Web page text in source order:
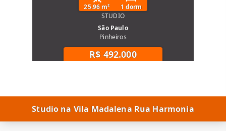
25.96 m²
1 dorm
STUDIO
São Paulo
Pinheiros
R$ 492.000
Studio na Vila Madalena Rua Harmonia